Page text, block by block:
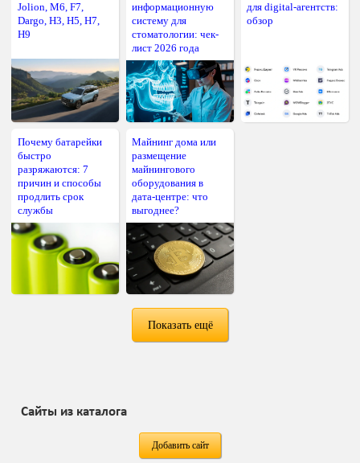
Jolion, M6, F7,
Dargo, H3, H5, H7,
H9
информационную
систему для
стоматологии: чек-
лист 2026 года
для digital-агентств:
обзор
Почему батарейки
быстро
разряжаются: 7
причин и способы
продлить срок
службы
Майнинг дома или
размещение
майнингового
оборудования в
дата-центре: что
выгоднее?
Показать ещё
Сайты из каталога
Добавить сайт